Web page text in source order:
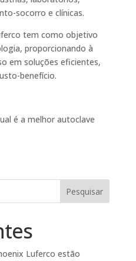
socorro e clínicas.
tem como objetivo
proporcionando à
em soluções eficientes,
benefício.
é a melhor autoclave
Pesquisar
Luferco estão